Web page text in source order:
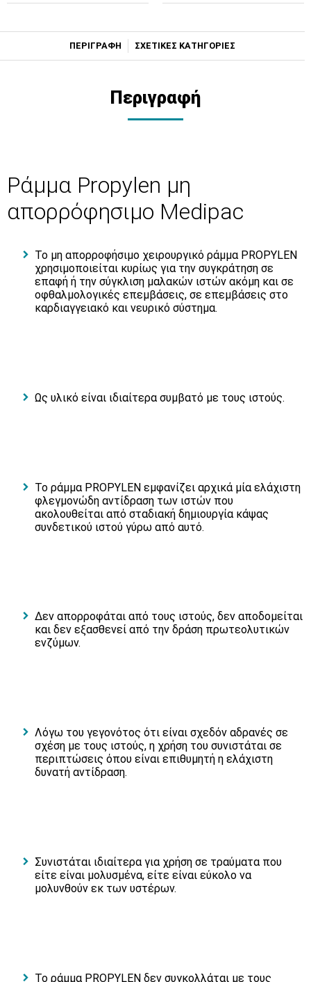
ΠΕΡΙΓΡΑΦΗ ΣΧΕΤΙΚΕΣ ΚΑΤΗΓΟΡΙΕΣ
Περιγραφή
Ράμμα Propylen μη
απορρόφησιμο Medipac
Το μη απορροφήσιμο χειρουργικό ράμμα PROPYLEN
χρησιμοποιείται κυρίως για την συγκράτηση σε
επαφή ή την σύγκλιση μαλακών ιστών ακόμη και σε
οφθαλμολογικές επεμβάσεις, σε επεμβάσεις στο
καρδιαγγειακό και νευρικό σύστημα.
Ως υλικό είναι ιδιαίτερα συμβατό με τους ιστούς.
Το ράμμα PROPYLEN εμφανίζει αρχικά μία ελάχιστη
φλεγμονώδη αντίδραση των ιστών που
ακολουθείται από σταδιακή δημιουργία κάψας
συνδετικού ιστού γύρω από αυτό.
Δεν απορροφάται από τους ιστούς, δεν αποδομείται
και δεν εξασθενεί από την δράση πρωτεολυτικών
ενζύμων.
Λόγω του γεγονότος ότι είναι σχεδόν αδρανές σε
σχέση με τους ιστούς, η χρήση του συνιστάται σε
περιπτώσεις όπου είναι επιθυμητή η ελάχιστη
δυνατή αντίδραση.
Συνιστάται ιδιαίτερα για χρήση σε τραύματα που
είτε είναι μολυσμένα, είτε είναι εύκολο να
μολυνθούν εκ των υστέρων.
Το ράμμα PROPYLEN δεν συγκολλάται με τους